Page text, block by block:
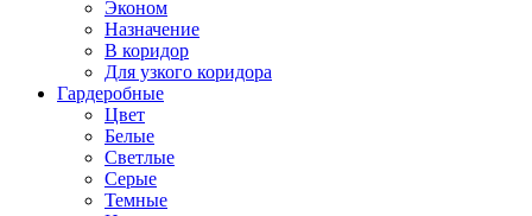
Эконом
Назначение
В коридор
Для узкого коридора
Гардеробные
Цвет
Белые
Светлые
Серые
Темные